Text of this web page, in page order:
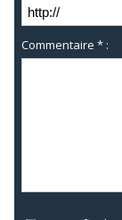
Commentaire * :